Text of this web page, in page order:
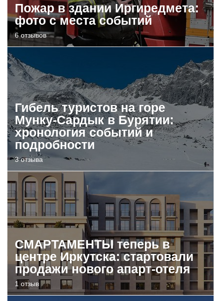
Пожар в здании Иргиредмета:
фото с места событий
6 отзывов
Гибель туристов на горе
Мунку-Сардык в Бурятии:
хронология событий и
подробности
3 отзыва
СМАРТАМЕНТЫ теперь в
центре Иркутска: стартовали
продажи нового апарт-отеля
1 отзыв